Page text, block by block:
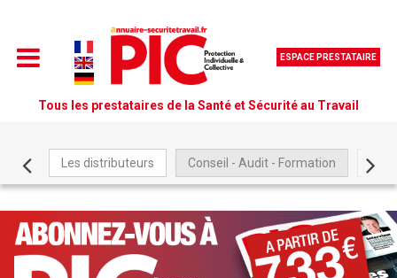
ESPACE PRESTATAIRE
Tous les prestataires de la Santé et Sécurité au Travail
Les distributeurs Conseil - Audit - Formation Être